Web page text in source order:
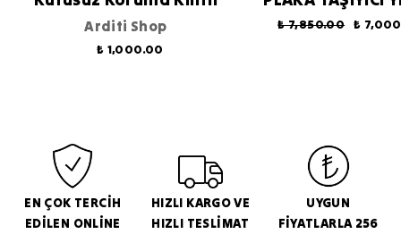
Arditi Shop
₺ 1,000.00
₺ 7,850.00 ₺
EN ÇOK TERCİH
EDİLEN ONLİNE
HIZLI KARGO VE
HIZLI TESLİMAT
UYGUN
FİYATLARLA 256